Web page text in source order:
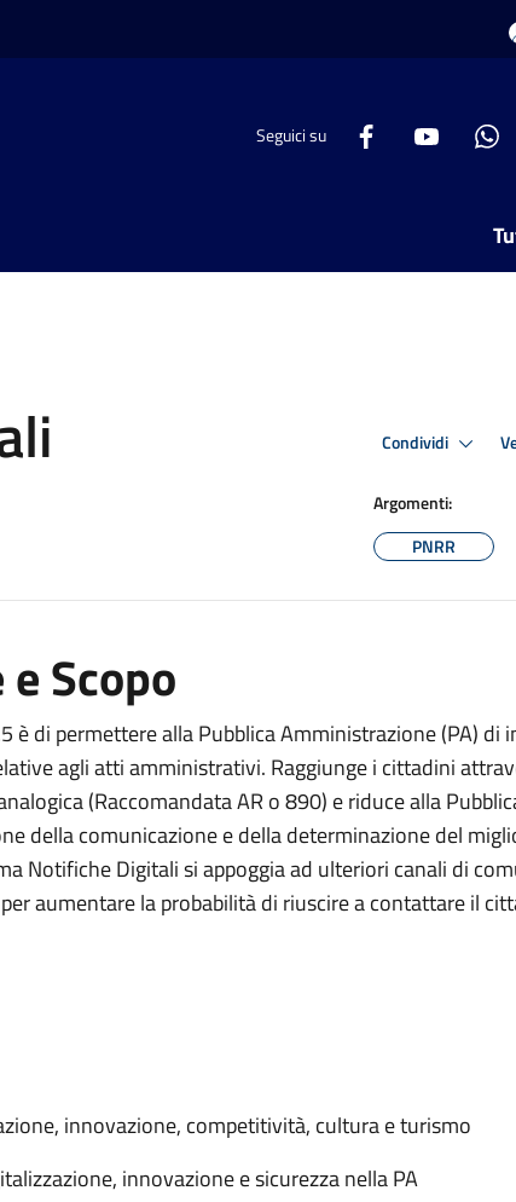
Seguici su
Condividi
Argomenti:
PNRR
Scopo
è di permettere alla Pubblica Amministrazione (PA) di
agli atti amministrativi. Raggiunge i cittadini
(Raccomandata AR o 890) e riduce alla
della comunicazione e della determinazione del
Notifiche Digitali si appoggia ad ulteriori canali di
per aumentare la probabilità di riuscire a contattare il
innovazione, competitività, cultura e turismo
innovazione e sicurezza nella PA